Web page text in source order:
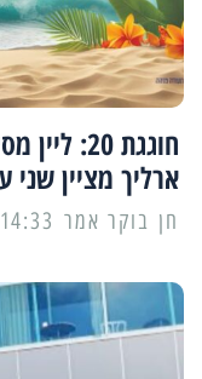
חוגגת 20:
ארליך מציין שני
14:33 | 05/03/2025